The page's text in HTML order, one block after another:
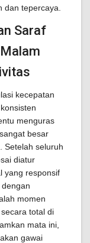
dan tepercaya.
Saraf
kecepatan
menguras
besar
Setelah seluruh
diatur
yang responsif
momen
total di
mata ini,
gawai